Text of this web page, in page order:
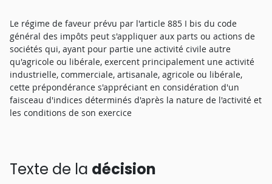
Le régime de faveur prévu par l'article 885 I bis du code
général des impôts peut s'appliquer aux parts ou actions de
sociétés qui, ayant pour partie une activité civile autre
qu'agricole ou libérale, exercent principalement une activité
industrielle, commerciale, artisanale, agricole ou libérale,
cette prépondérance s'appréciant en considération d'un
faisceau d'indices déterminés d'après la nature de l'activité et
les conditions de son exercice
Texte de la décision